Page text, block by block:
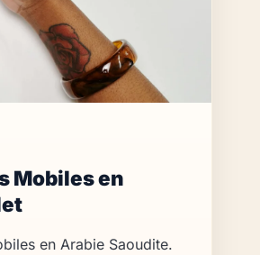
Mobiles en
en Arabie Saoudite.